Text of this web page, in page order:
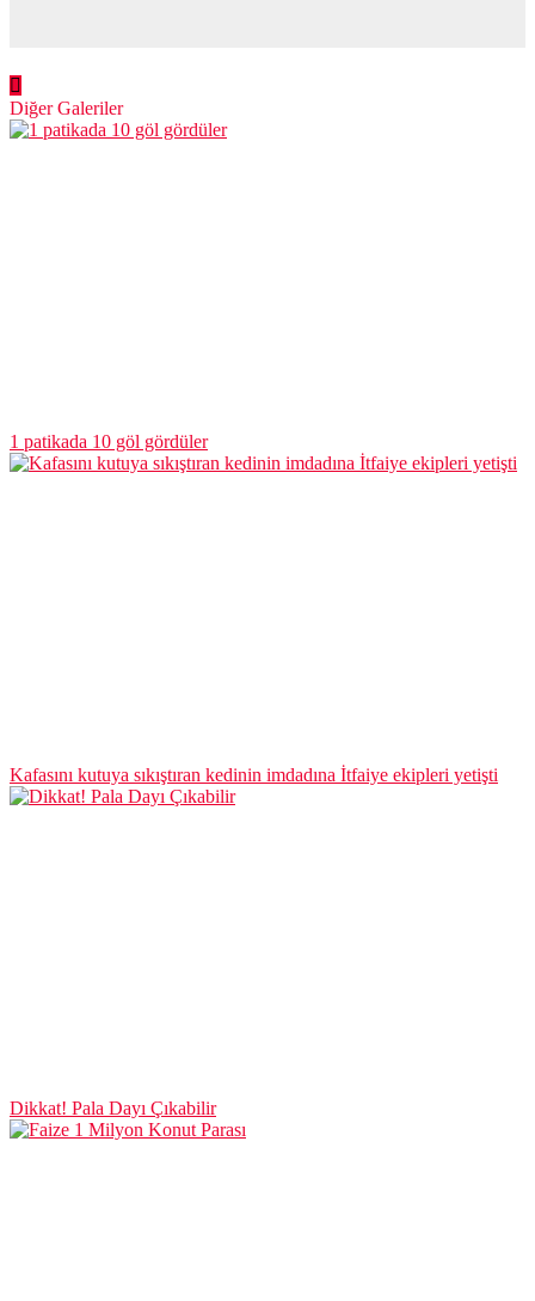
Diğer Galeriler
1 patikada 10 göl gördüler
Kafasını kutuya sıkıştıran kedinin imdadına İtfaiye ekipleri yetişti
Dikkat! Pala Dayı Çıkabilir